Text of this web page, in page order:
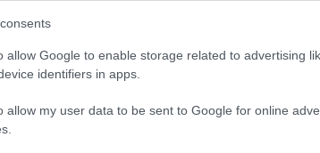
allow Google to enable storage related to advertising
identifiers in apps.
allow my user data to be sent to Google for online
às safras, ampliando a pressão sobre itens in
levou bancos e consultorias a reduzir a
em 14,5%.
ainda via espaço para um corte moderado de
manutenção da taxa para conter a deterioração